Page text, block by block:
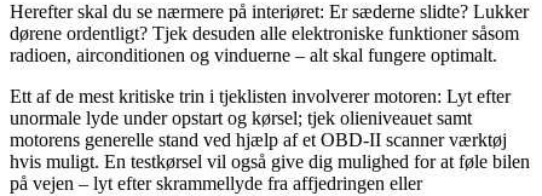
Herefter skal du se nærmere på interiøret: Er sæderne slidte? Lukker
dørene ordentligt? Tjek desuden alle elektroniske funktioner såsom
radioen, airconditionen og vinduerne – alt skal fungere optimalt.
Ett af de mest kritiske trin i tjeklisten involverer motoren: Lyt efter
unormale lyde under opstart og kørsel; tjek olieniveauet samt
motorens generelle stand ved hjælp af et OBD-II scanner værktøj
hvis muligt. En testkørsel vil også give dig mulighed for at føle bilen
på vejen – lyt efter skrammellyde fra affjedringen eller